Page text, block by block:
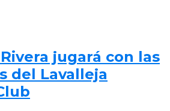
jugará con las
del Lavalleja